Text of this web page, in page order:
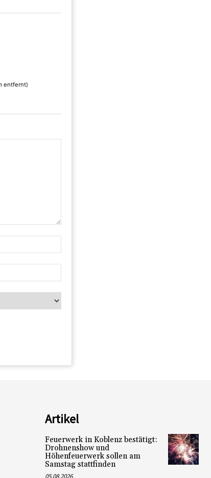
entfernt)
Artikel
Feuerwerk in Koblenz bestätigt:
Drohnenshow und
Höhenfeuerwerk sollen am
Samstag stattfinden
05.08.2026